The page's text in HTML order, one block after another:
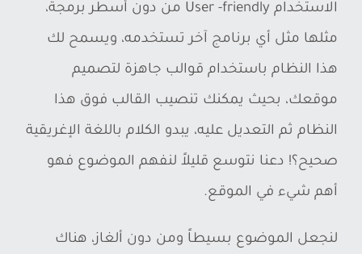
الاستخدام User -friendly من دون أسطر برمجة،
مثلها مثل أي برنامج آخر تستخدمه، ويسمح لك
هذا النظام باستخدام قوالب جاهزة لتصميم
موقعك، بحيث يمكنك تنصيب القالب فوق هذا
النظام ثم التعديل عليه، يبدو الكلام باللغة الإغريقية
صحيح؟! دعنا نتوسع قليلاً لنفهم الموضوع فهو
أهم شيء في الموقع.
لنجعل الموضوع بسيطاً ومن دون ألغاز، هناك